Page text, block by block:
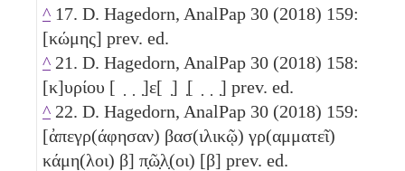
^ 17. D. Hagedorn, AnalPap 30 (2018) 159:
[κώμης] prev. ed.
^ 21. D. Hagedorn, AnalPap 30 (2018) 158:
[κ]υρίου [ ̣ ̣ ̣]ε[ ̣] ̣[ ̣ ̣ ̣] prev. ed.
^ 22. D. Hagedorn, AnalPap 30 (2018) 159:
[ἀπεγρ(άφησαν) βασ(ιλικῷ) γρ(αμματεῖ)
κάμη(λοι) β] π̣ῶ̣λ̣(οι) [β] prev. ed.